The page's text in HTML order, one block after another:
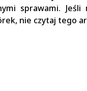
sprawami.
nie czytaj tego